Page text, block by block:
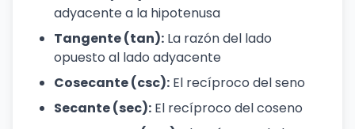
adyacente a la hipotenusa
Tangente (tan): La razón del lado
opuesto al lado adyacente
Cosecante (csc): El recíproco del seno
Secante (sec): El recíproco del coseno